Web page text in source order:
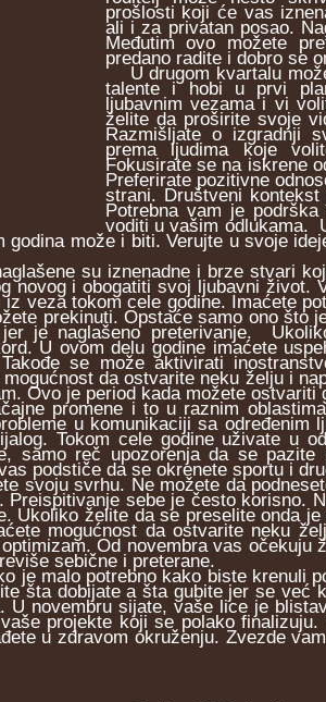
prošlosti koji će vas
ali i za privatan posao.
Međutim ovo možete
predano radite i dobro se
U drugom kvartalu
talente i hobi u prvi
ljubavnim vezama i vi
želite da proširite svoje
Razmišljate o izgradnji
prema ljudima koje
Fokusirate se na iskrene
Preferirate pozitivne
strani. Društveni
Potrebna vam je
voditi u vašim odlukama.
može i biti. Verujte u svoje
su iznenadne i brze stvari
novog i obogatiti svoj ljubavni život.
veza tokom cele godine. Imaćete
prekinuti. Opstaće samo ono što
je naglašeno preterivanje.
U ovom delu godine imaćete
se može aktivirati
da ostvarite neku želju i
Ovo je period kada možete ostvariti
promene i to u raznim
u komunikaciji sa određenim
Tokom cele godine uživate u
samo reč upozorenja da se pazite
podstiče da se okrenete sportu i
svoju svrhu. Ne možete da
Preispitivanje sebe je često korisno.
Ukoliko želite da se preselite onda
mogućnost da ostvarite neku
Od novembra vas
sebične i preterane.
je malo potrebno kako biste krenuli
šta dobijate a šta gubite jer se već
U novembru sijate, vaše lice je
projekte koji se polako
u zdravom okruženju. Zvezde